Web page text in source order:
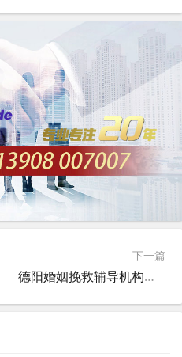
下一篇
德阳婚姻挽救辅导机构，重建幸福家庭的桥梁